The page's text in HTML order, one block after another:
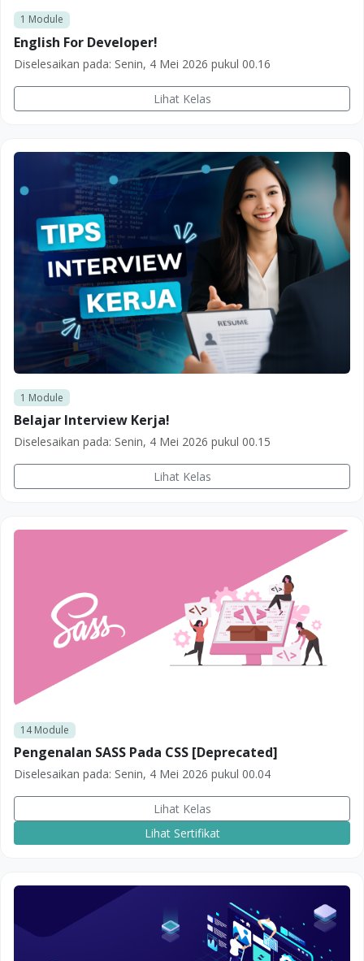
1 Module
English For Developer!
Diselesaikan pada: Senin, 4 Mei 2026 pukul 00.16
Lihat Kelas
1 Module
Belajar Interview Kerja!
Diselesaikan pada: Senin, 4 Mei 2026 pukul 00.15
Lihat Kelas
14Module
Pengenalan SASS Pada CSS [Deprecated]
Diselesaikan pada: Senin, 4 Mei 2026 pukul 00.04
Lihat Kelas
Lihat Sertifikat